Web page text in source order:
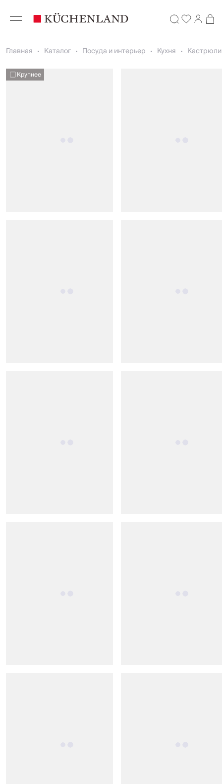
Главная Каталог Посуда и интерьер Кухня
Крупнее